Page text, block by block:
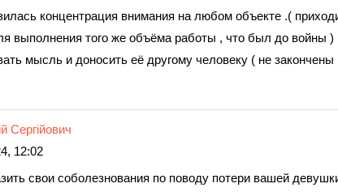
концентрация внимания на любом объекте .(
выполнения того же объёма работы , что был до войны )
мысль и доносить её другому человеку ( не закончены
Сергійович
12:02
свои соболезнования по поводу потери вашей